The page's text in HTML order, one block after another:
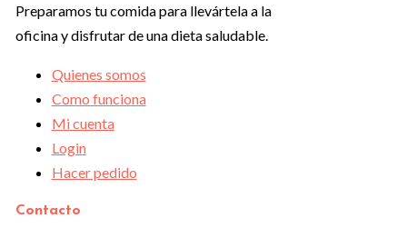
Preparamos tu comida para llevártela a la
oficina y disfrutar de una dieta saludable.
Quienes somos
Como funciona
Mi cuenta
Login
Hacer pedido
Contacto